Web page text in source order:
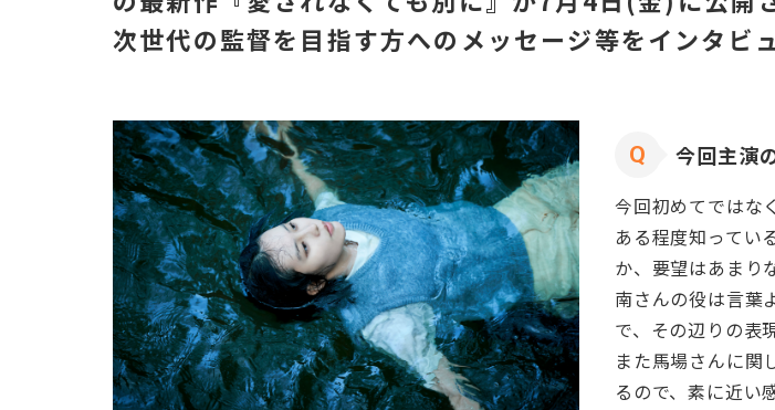
次世代の監督を目指す方へのメッセージ等をインタビ
今回主演
今回初めてではな
ある程度知ってい
か、要望はあまり
南さんの役は言葉
で、その辺りの表
また馬場さんに関
るので、素に近い